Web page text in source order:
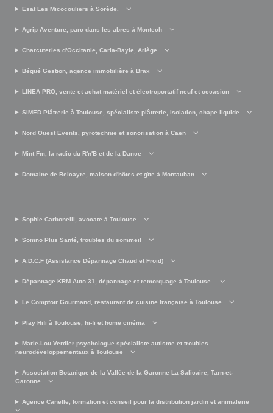
Esat Les Micocouliers à Sorède.
Agrip Aventure, parc dans les abres à Montech
Charcuteries d'Occitanie, Carla-Bayle, Ariège
Bégué Gestion, agence immobilière à Brax
LINEA PRO, vente et achat matériel et électroportatif neuf et occasion
SIMED Plâtrerie à Toulouse, spécialiste plâtrerie, isolation, chape liquide
Nord Ouest Events, pyrotechnie et sonorisation à Caen
Mint Fm, la radio du R'n'B et de la Dance
Domaine de Belcayre, maison d'hôtes et gîte à Montauban
Sophie Carboneill, avocate à Toulouse
Somno Plus Santé, troubles du sommeil
A.D.C.F (Assistance Dépannage Chaud et Froid)
Dépannage KRM Auto 31, dépannage et remorquage à Toulouse
Le Comptoir Gourmand, restaurant de cuisine française à Toulouse
Play Hifi à Toulouse, hi-fi et home cinéma
Marie-Lou Verdier psychologue spécialiste autisme et troubles
neurodéveloppementaux à Toulouse
Association Botanique de la Vallée de la Garonne La Salicaire, Tarn-et-
Garonne
Agence Canelle, formation et conseil pour la distribution jardin et animalerie